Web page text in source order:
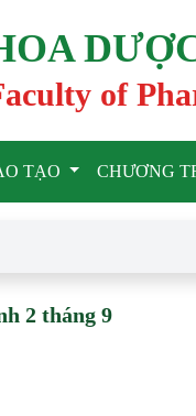
of
TẠO CHƯƠNG
2 tháng 9